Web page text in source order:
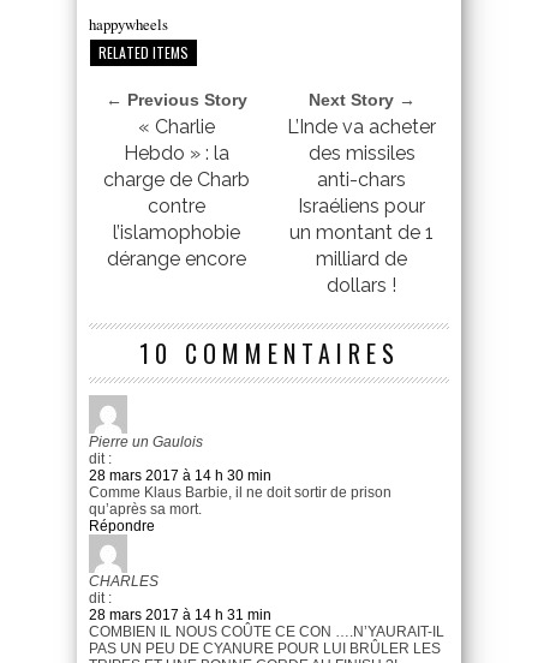
happywheels
RELATED ITEMS
← Previous Story
« Charlie
Hebdo » : la
charge de Charb
contre
l’islamophobie
dérange encore
Next Story →
L’Inde va acheter
des missiles
anti-chars
Israéliens pour
un montant de 1
milliard de
dollars !
10 COMMENTAIRES
Pierre un Gaulois
dit :
28 mars 2017 à 14 h 30 min
Comme Klaus Barbie, il ne doit sortir de prison
qu’après sa mort.
Répondre
CHARLES
dit :
28 mars 2017 à 14 h 31 min
COMBIEN IL NOUS COÛTE CE CON ….N’YAURAIT-IL
PAS UN PEU DE CYANURE POUR LUI BRÛLER LES